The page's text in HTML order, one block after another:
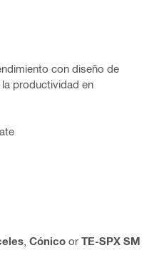
con diseño de
productividad en
Cónico or TE-SPX SM